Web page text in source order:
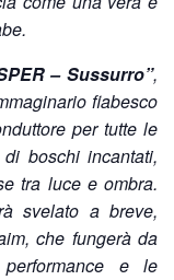
– Sussurro”,
fiabesco
per tutte le
boschi incantati,
tra luce e ombra.
svelato a breve,
che fungerà da
e le